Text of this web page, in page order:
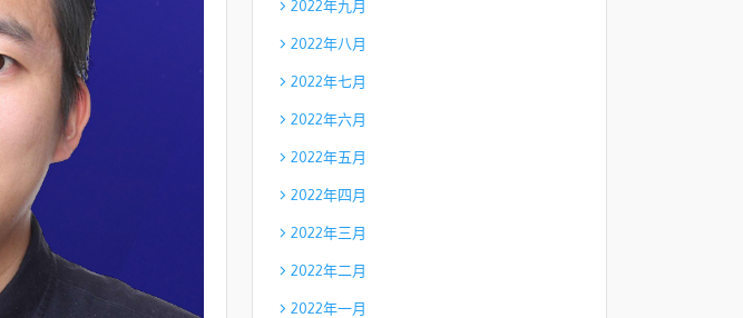
2022年九月
2022年八月
2022年七月
2022年六月
2022年五月
2022年四月
2022年三月
2022年二月
2022年一月